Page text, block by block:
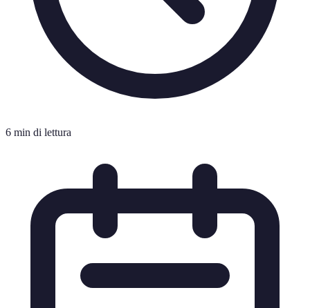
6 min di lettura